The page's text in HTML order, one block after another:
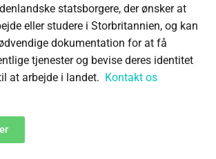
statsborgere, der ønsker at
eller studere i Storbritannien, og kan
dokumentation for at få
tjenester og bevise deres identitet
at arbejde i landet. Kontakt os